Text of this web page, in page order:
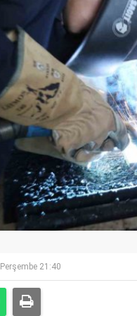
21:40